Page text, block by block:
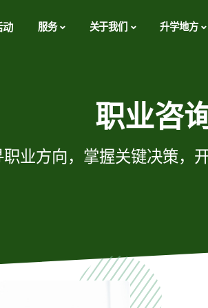
动 服务 关于我们 升学地方
职业咨
业方向，掌握关键决策，